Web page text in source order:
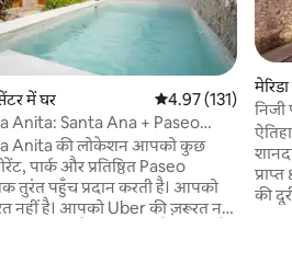
में घर औसत रेटिंग 5 में से
4.97 (131)
Anita: Santa Ana + Paseo
Anita की लोकेशन आपको कुछ
पार्क और प्रतिष्ठित Paseo
तुरंत पहुँच प्रदान करती है। आपको
नहीं है। आपको Uber की ज़रूरत नहीं
शानदार घर। यह
की